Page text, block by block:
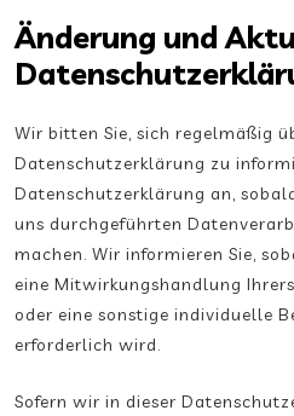
Änderung und
Wir bitten Sie, sich regelmäßig
Datenschutzerklärung zu
Datenschutzerklärung an,
uns durchgeführten
machen. Wir informieren Sie,
eine Mitwirkungshandlung
oder eine sonstige individuelle
erforderlich wird.
Sofern wir in dieser